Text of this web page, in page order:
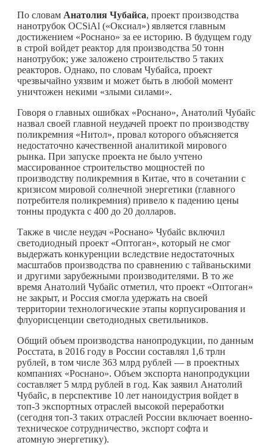
По словам Анатолия Чубайса, проект производства
нанотрубок OCSiAl («Оксиал») является главным
достижением «Роснано» за ее историю. В будущем году
в строй войдет реактор для производства 50 тонн
нанотрубок; уже заложено строительство 5 таких
реакторов. Однако, по словам Чубайса, проект
чрезвычайно уязвим и может быть в любой момент
уничтожен некими «злыми силами».
Говоря о главных ошибках «Роснано», Анатолий Чубайс
назвал своей главной неудачей проект по производству
поликремния «Нитол», провал которого объясняется
недостаточно качественной аналитикой мирового
рынка. При запуске проекта не было учтено
массированное строительство мощностей по
производству поликремния в Китае, что в сочетании с
кризисом мировой солнечной энергетики (главного
потребителя поликремния) привело к падению цены
тонны продукта с 400 до 20 долларов.
Также в числе неудач «Роснано» Чубайс включил
светодиодный проект «Оптоган», который не смог
выдержать конкуренции вследствие недостаточных
масштабов производства по сравнению с тайваньскими
и другими зарубежными производителями. В то же
время Анатолий Чубайс отметил, что проект «Оптоган»
не закрыт, и Россия смогла удержать на своей
территории технологические этапы корпусирования и
флуорисценции светодиодных светильников.
Общий объем производства нанопродукции, по данным
Росстата, в 2016 году в России составлял 1,6 трлн
рублей, в том числе 363 млрд рублей — в проектных
компаниях «Роснано». Объем экспорта нанопродукции
составляет 5 млрд рублей в год. Как заявил Анатолий
Чубайс, в перспективе 10 лет наноидустрия войдет в
топ-3 экспортных отраслей высокой переработки
(сегодня топ-3 таких отраслей России включает военно-
техническое сотрудничество, экспорт софта и
атомную энергетику).